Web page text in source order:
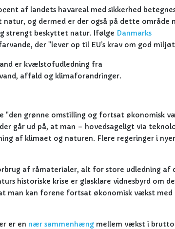
af landets havareal med sikkerhed
og dermed er der også på dette område
strengt beskyttet natur. Ifølge Danmarks
der "lever op til EU’s krav om god
er kvælstofudledning fra
affald og klimaforandringer.
"den grønne omstilling og fortsat økonomisk
går ud på, at man – hovedsageligt via
af klimaet og naturen. Flere regeringer i
af råmaterialer, alt for store udledning af
historiske krise er glasklare vidnesbyrd om
kan forene fortsat økonomisk vækst med
er en nær sammenhæng mellem vækst i